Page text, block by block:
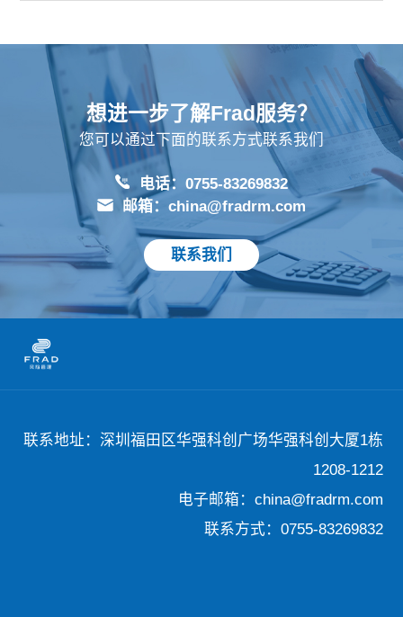
想进一步了解Frad服务？
您可以通过下面的联系方式联系我们
电话：0755-83269832
邮箱：china@fradrm.com
联系我们
联系地址：深圳福田区华强科创广场华强科创大厦1栋
1208-1212
电子邮箱：china@fradrm.com
联系方式：0755-83269832